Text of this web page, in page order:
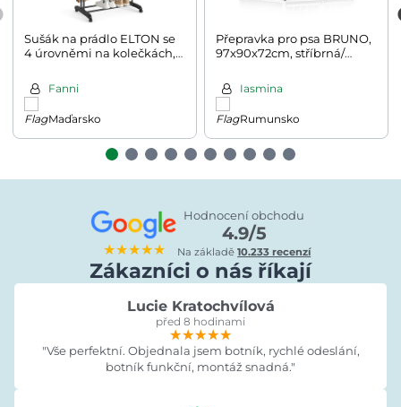
Sušák na prádlo ELTON se
4 úrovněmi na kolečkách,
Fanni
Maďarsko
Přepravka pro psa BRUNO,
97x90x72cm, stříbrná/
Iasmina
Rumunsko
★★★★★
Hodnocení obchodu
4.9/5
Na základě10.233 recenzí
Zákazníci o nás říkají
Lucie Kratochvílová
před 8 hodinami
★★★★★
★★★★★
★★★★★
"Vše perfektní. Objednala jsem botník, rychlé odeslání,
botník funkční, montáž snadná."